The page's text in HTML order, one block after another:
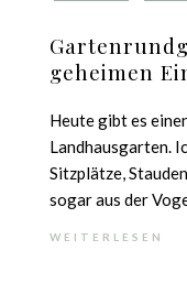
geheimen
Heute gibt es
Landhausgarten.
Sitzplätze,
sogar aus der
WEITERLESEN